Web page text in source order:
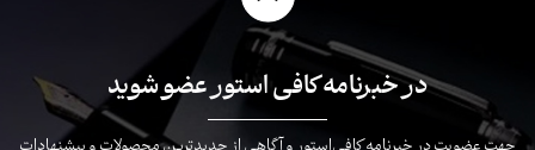
در خبرنامه کافی استور عضو شوید